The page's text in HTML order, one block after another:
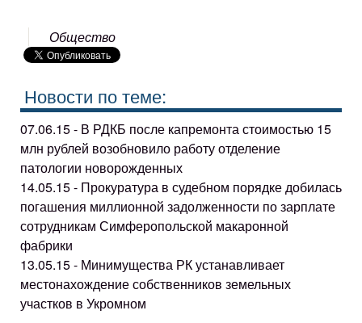
Общество
Новости по теме:
07.06.15 - В РДКБ после капремонта стоимостью 15
млн рублей возобновило работу отделение
патологии новорожденных
14.05.15 - Прокуратура в судебном порядке добилась
погашения миллионной задолженности по зарплате
сотрудникам Симферопольской макаронной
фабрики
13.05.15 - Минимущества РК устанавливает
местонахождение собственников земельных
участков в Укромном